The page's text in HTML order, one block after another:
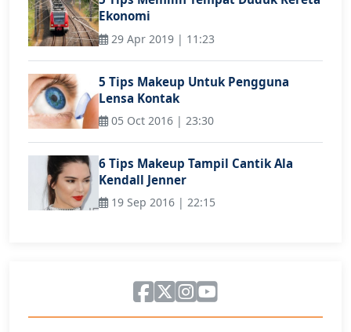
Ekonomi
29 Apr 2019 | 11:23
5 Tips Makeup Untuk Pengguna
Lensa Kontak
05 Oct 2016 | 23:30
6 Tips Makeup Tampil Cantik Ala
Kendall Jenner
19 Sep 2016 | 22:15